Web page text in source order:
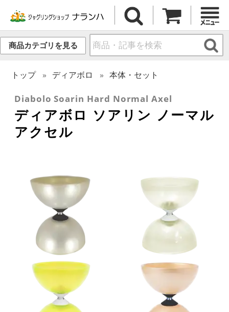
商品カテゴリを見る
トップ ディアボロ 本体・セット
Diabolo Soarin Hard Normal Axel
ディアボロ ソアリン ノーマル
アクセル